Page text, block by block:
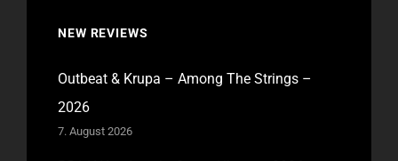
NEW REVIEWS
Outbeat & Krupa – Among The Strings –
2026
7. August 2026